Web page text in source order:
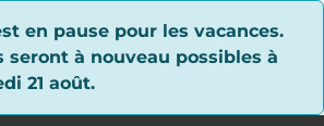
en pause pour les vacances.
seront à nouveau possibles à
21 août.
des cookies